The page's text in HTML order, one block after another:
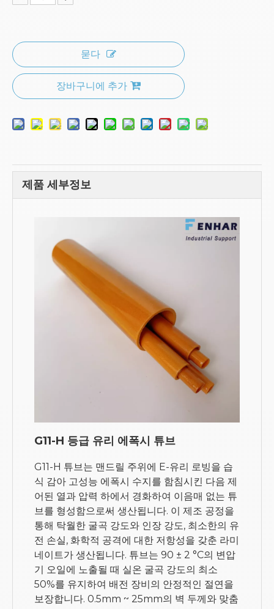
묻다
장바구니에 추가
제품 세부정보
G11-H 등급 유리 에폭시 튜브
G11-H 튜브는 맨드릴 주위에 E-유리 로빙을 습
식 감아 고성능 에폭시 수지를 함침시킨 다음 제
어된 열과 압력 하에서 경화하여 이음매 없는 튜
브를 형성함으로써 생산됩니다. 이 제조 공정을
통해 탁월한 굴곡 강도와 인장 강도, 최소한의 유
전 손실, 화학적 공격에 대한 저항성을 갖춘 라미
네이트가 생산됩니다. 튜브는 90 ± 2 °C의 변압
기 오일에 노출될 때 실온 굴곡 강도의 최소
50%를 유지하여 배전 장비의 안정적인 절연을
보장합니다. 0.5mm ~ 25mm의 벽 두께와 맞춤